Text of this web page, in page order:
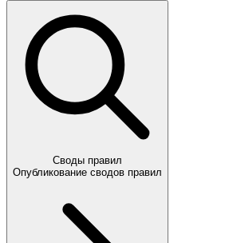
Своды правил
Опубликование сводов правил